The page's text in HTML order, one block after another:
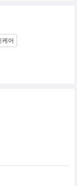
케어